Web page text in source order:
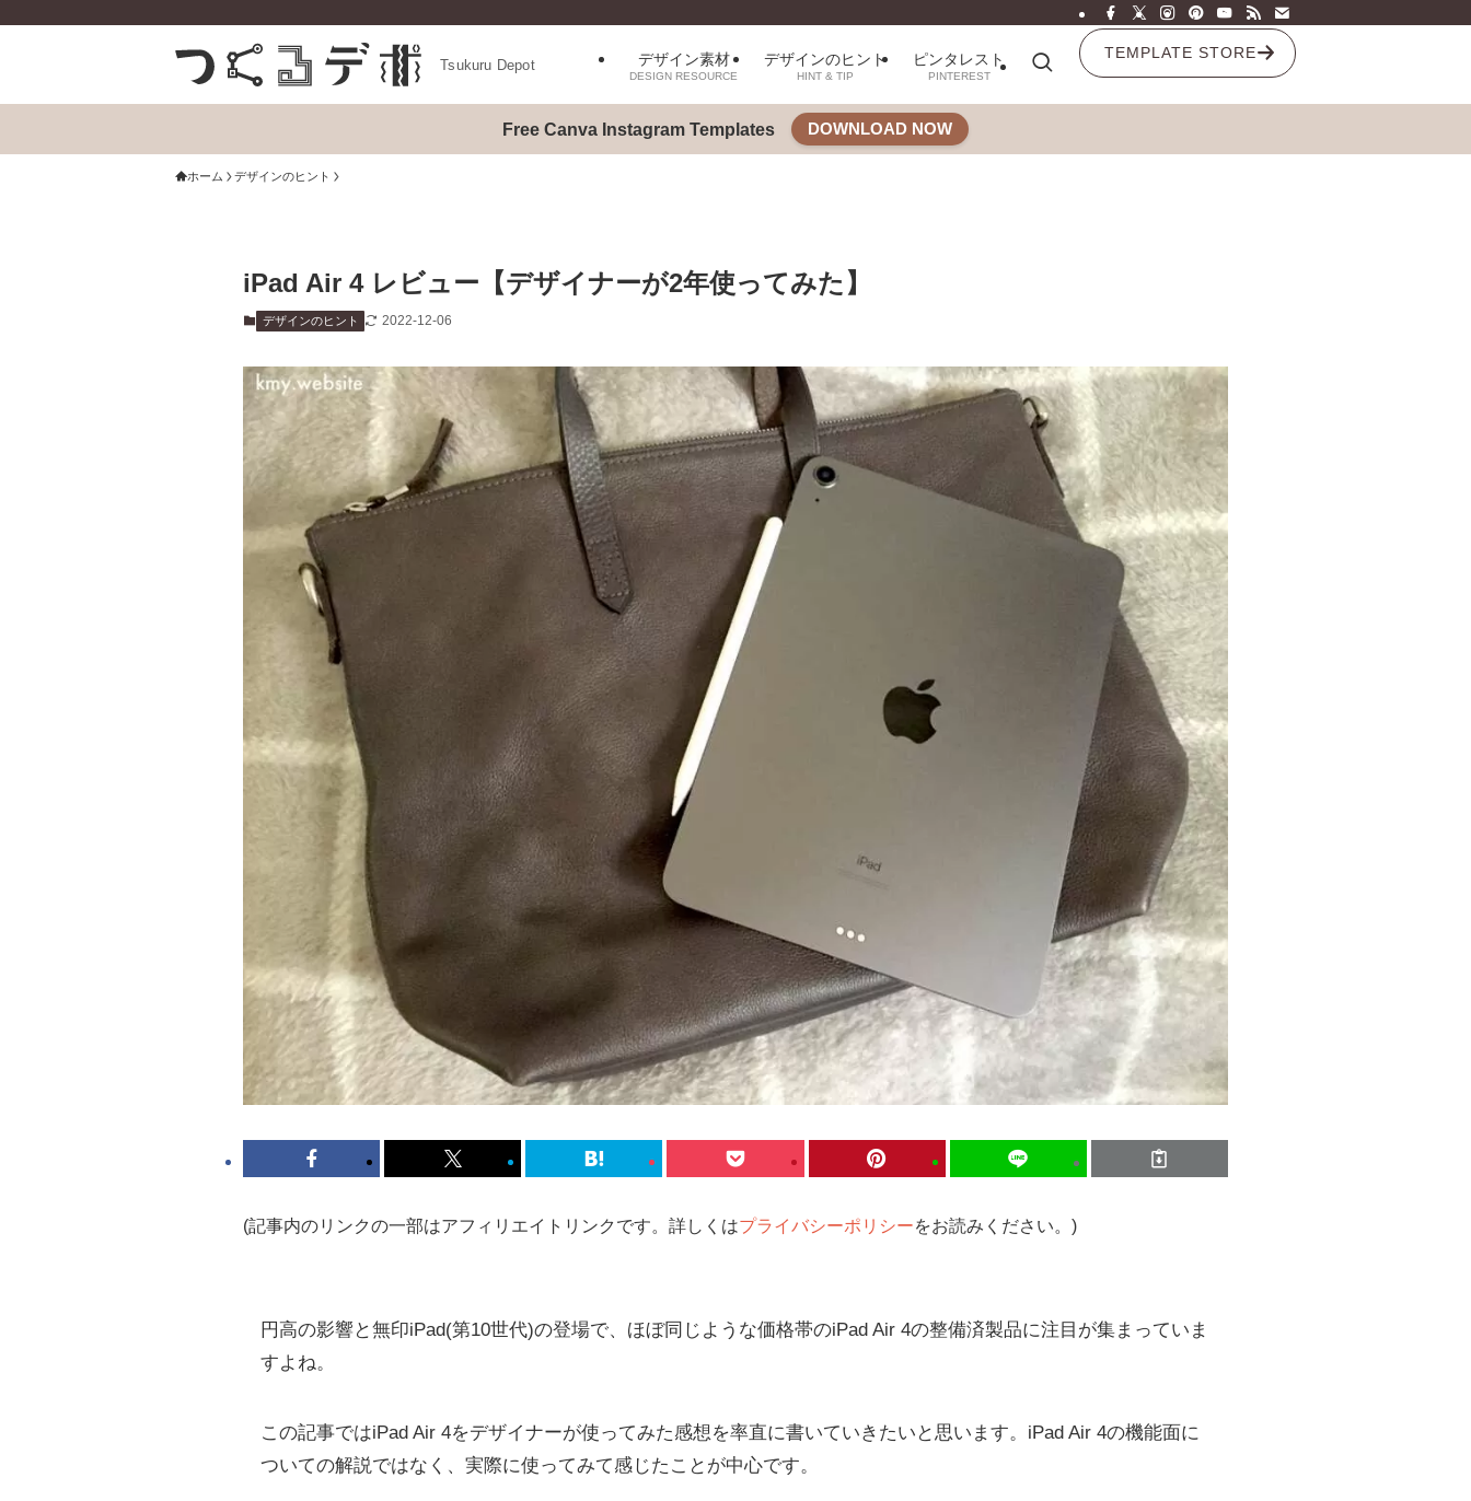
Tsukuru Depot デザイン素材
DESIGN RESOURCE
デザインのヒント
HINT & TIP
ピンタレスト
PINTEREST
TEMPLATE STORE
Free Canva Instagram Templates DOWNLOAD NOW
ホーム デザインのヒント
iPad Air 4 レビュー【デザイナーが2年使ってみた】
デザインのヒント 2022-12-06
(記事内のリンクの一部はアフィリエイトリンクです。詳しくはプライバシーポリシーをお読みください。)
円高の影響と無印iPad(第10世代)の登場で、ほぼ同じような価格帯のiPad Air 4の整備済製品に注目が集まっていま
すよね。
この記事ではiPad Air 4をデザイナーが使ってみた感想を率直に書いていきたいと思います。iPad Air 4の機能面に
ついての解説ではなく、実際に使ってみて感じたことが中心です。